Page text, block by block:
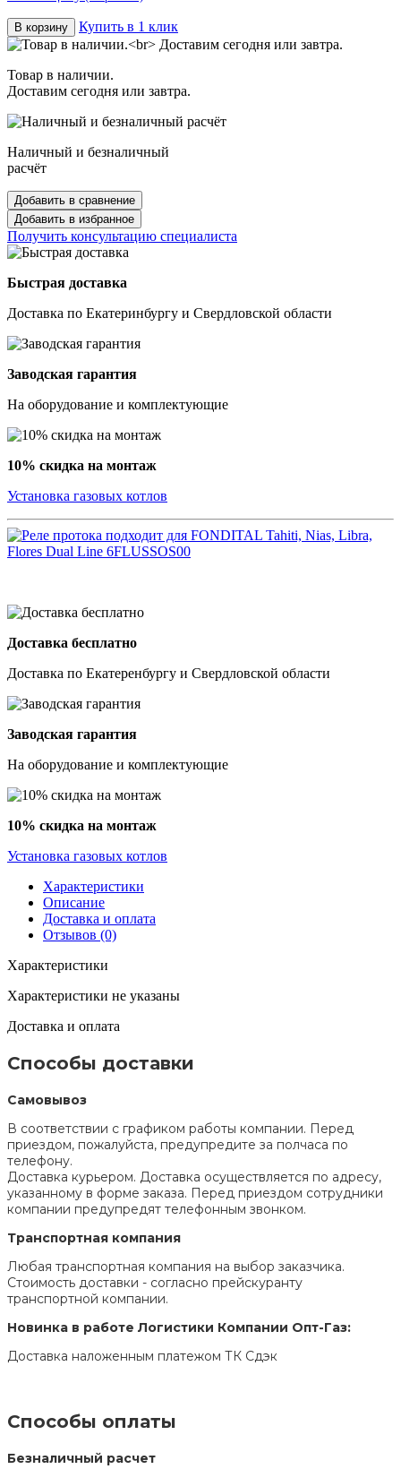
В корзину Купить в 1 клик
Товар в наличии.
Доставим сегодня или завтра.
Наличный и безналичный
расчёт
Добавить в сравнение
Добавить в избранное
Получить консультацию специалиста
Быстрая доставка
Доставка по Екатеринбургу и Свердловской области
Заводская гарантия
На оборудование и комплектующие
10% скидка на монтаж
Установка газовых котлов
Доставка бесплатно
Доставка по Екатеренбургу и Свердловской области
Заводская гарантия
На оборудование и комплектующие
10% скидка на монтаж
Установка газовых котлов
Характеристики
Описание
Доставка и оплата
Отзывов (0)
Характеристики
Характеристики не указаны
Доставка и оплата
Способы доставки
Самовывоз
В соответствии с графиком работы компании. Перед
приездом, пожалуйста, предупредите за полчаса по
телефону.
Доставка курьером. Доставка осуществляется по адресу,
указанному в форме заказа. Перед приездом сотрудники
компании предупредят телефонным звонком.
Транспортная компания
Любая транспортная компания на выбор заказчика.
Стоимость доставки - согласно прейскуранту
транспортной компании.
Новинка в работе Логистики Компании Опт-Газ:
Доставка наложенным платежом ТК Сдэк
Способы оплаты
Безналичный расчет